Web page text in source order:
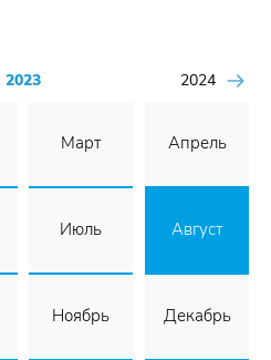
2023 2024
Март Апрель
Июль Август
Ноябрь Декабрь